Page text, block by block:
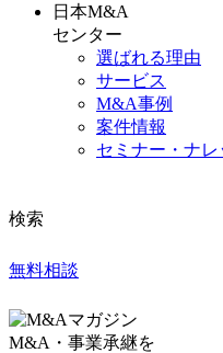
日本M&A
センター
選ばれる理由
サービス
M&A事例
案件情報
セミナー・ナレ
検索
無料相談
M&A・事業承継を